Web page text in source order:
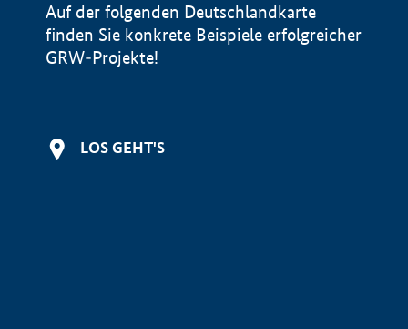
Auf der folgenden Deutschlandkarte
finden Sie konkrete Beispiele erfolgreicher
GRW-Projekte!
LOS GEHT'S